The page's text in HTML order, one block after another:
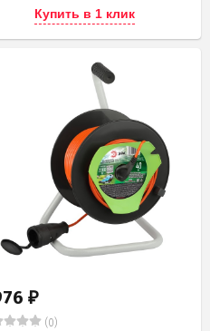
Купить в 1 клик
₽
(0)